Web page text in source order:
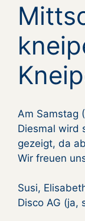
Am Samstag
Diesmal wird
gezeigt, da
Wir freuen
Susi,
Disco AG (ja,